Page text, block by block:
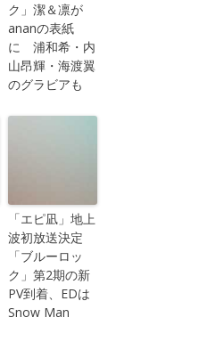
ク」潔＆凛が
ananの表紙
に 浦和希・内
山昂輝・海渡翼
のグラビアも
「エピ凪」地上
波初放送決定
「ブルーロッ
ク」第2期の新
PV到着、EDは
Snow Man